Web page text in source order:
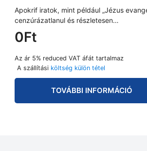
Apokrif iratok, mint például „Jézus
cenzúrázatlanul és részletesen…
0Ft
Az ár 5% reduced VAT áfát tartalmaz
A szállítási költség külön tétel
TOVÁBBI INFORMÁCIÓ